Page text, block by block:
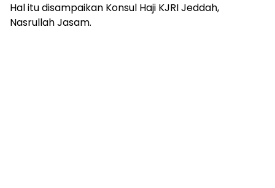
Hal itu disampaikan Konsul Haji KJRI Jeddah,
Nasrullah Jasam.